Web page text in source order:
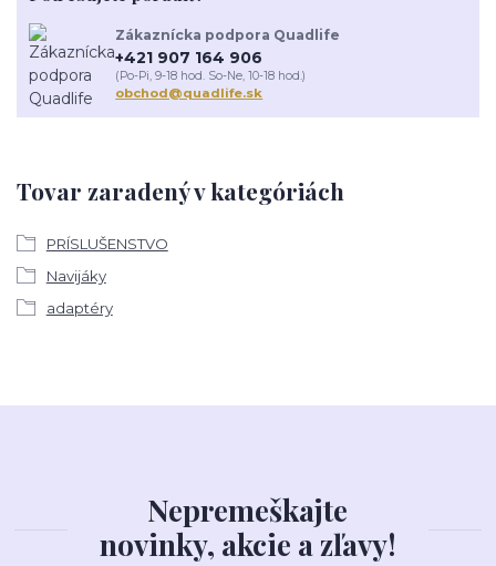
Tovar zaradený v kategóriách
PRÍSLUŠENSTVO
Navijáky
adaptéry
Zákaznícka podpora Quadlife
+421 907 164 906
(Po-Pi, 9-18 hod. So-Ne, 10-18 hod.)
obchod@quadlife.sk
Nepremeškajte
novinky, akcie a zľavy!